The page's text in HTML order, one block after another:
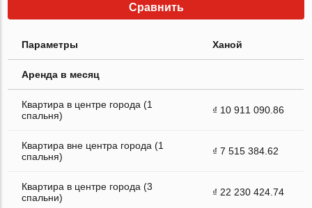
Сравнить
Параметры Ханой
Аренда в месяц
Квартира в центре города (1
спальня)
₫ 10 911 090.86
Квартира вне центра города (1
спальня)
₫ 7 515 384.62
Квартира в центре города (3
спальни)
₫ 22 230 424.74